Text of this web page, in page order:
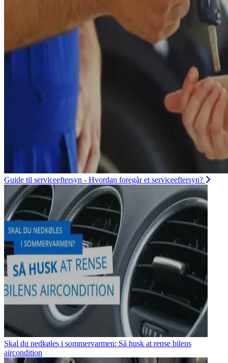
Guide til serviceeftersyn - Hvordan foregår et serviceeftersyn?
Skal du nedkøles i sommervarmen: Så husk at rense bilens
aircondition